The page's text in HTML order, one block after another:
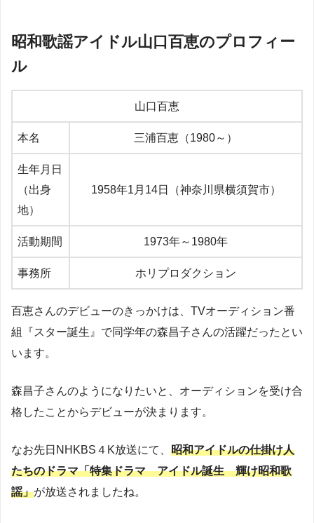
昭和歌謡アイドル山口百恵のプロフィー
ル
山口百恵
本名 三浦百恵（1980～）
生年月日
（出身
地）
1958年1月14日（神奈川県横須賀市）
活動期間 1973年～1980年
事務所 ホリプロダクション
百恵さんのデビューのきっかけは、TVオーディション番
組『スター誕生』で同学年の森昌子さんの活躍だったとい
います。
森昌子さんのようになりたいと、オーディションを受け合
格したことからデビューが決まります。
なお先日NHKBS４K放送にて、 昭和アイドルの仕掛け人
たちのドラマ「特集ドラマ アイドル誕生 輝け昭和歌
謡」が放送されましたね。